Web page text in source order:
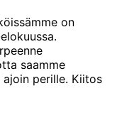
on
saamme
perille. Kiitos